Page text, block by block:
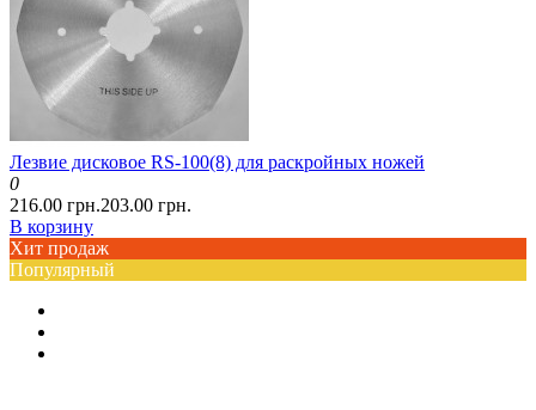
Лезвие дисковое RS-100(8) для раскройных ножей
0
216.00 грн.203.00 грн.
В корзину
Хит продаж
Популярный